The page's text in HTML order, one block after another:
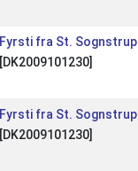
Fyrsti fra St. Sognstrup
[DK2009101230]
Fyrsti fra St. Sognstrup
[DK2009101230]